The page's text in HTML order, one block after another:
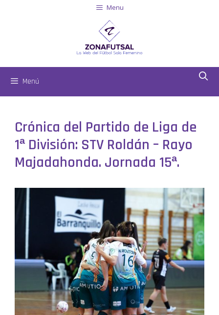
Menu
Menú
Crónica del Partido de Liga de
1ª División: STV Roldán – Rayo
Majadahonda. Jornada 15ª.